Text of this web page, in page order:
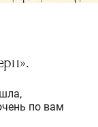
по вам